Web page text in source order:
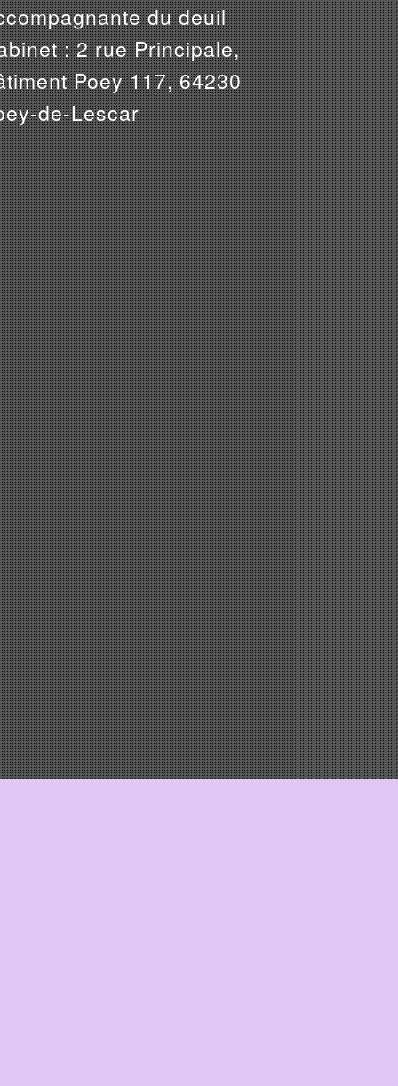
du deuil
: 2 rue Principale,
Poey 117, 64230
de-Lescar